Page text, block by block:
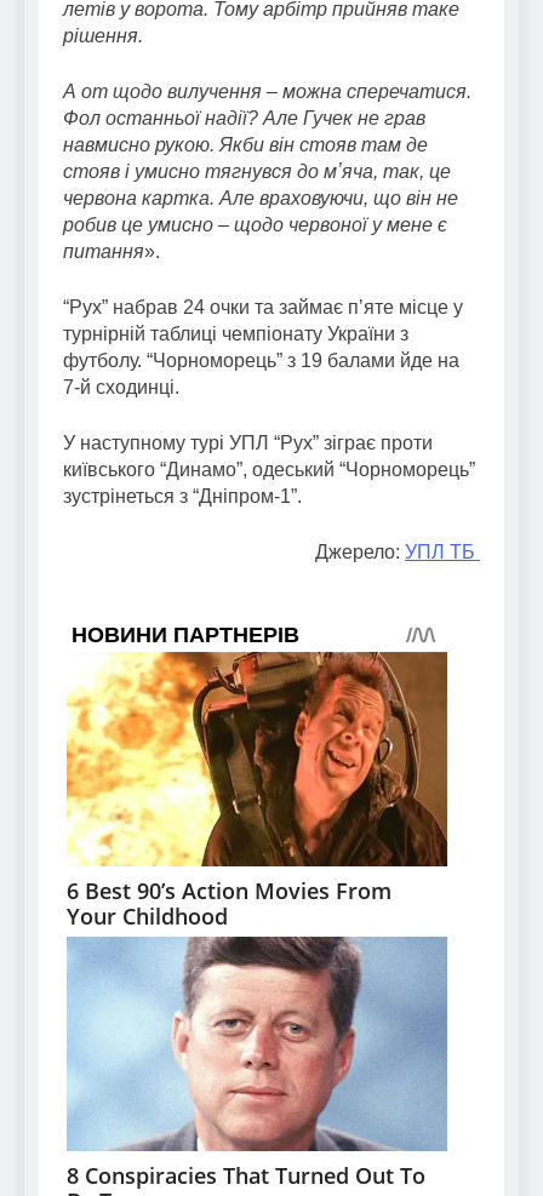
летів у ворота. Тому арбітр прийняв таке
рішення.
А от щодо вилучення – можна сперечатися.
Фол останньої надії? Але Гучек не грав
навмисно рукою. Якби він стояв там де
стояв і умисно тягнувся до мʼяча, так, це
червона картка. Але враховуючи, що він не
робив це умисно – щодо червоної у мене є
питання».
“Рух” набрав 24 очки та займає пʼяте місце у
турнірній таблиці чемпіонату України з
футболу. “Чорноморець” з 19 балами йде на
7-й сходинці.
У наступному турі УПЛ “Рух” зіграє проти
київського “Динамо”, одеський “Чорноморець”
зустрінеться з “Дніпром-1”.
Джерело: УПЛ ТБ